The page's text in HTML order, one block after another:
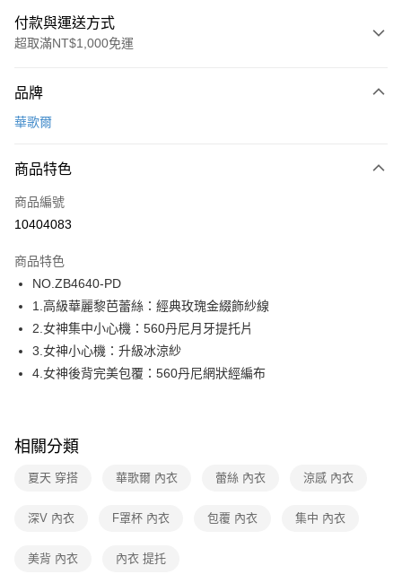
付款與運送方式
超取滿NT$1,000免運
信用卡一次付款
LINE Pay
街口支付
運送方式
全家取貨付款
每筆NT$80，滿NT$1,000(含以上)免運費
付款後全家取貨
每筆NT$80，滿NT$1,000(含以上)免運費
付款後7-11取貨
每筆NT$80，滿NT$1,000(含以上)免運費
品牌
華歌爾
商品特色
商品編號
10404083
商品特色
NO.ZB4640-PD
1.高級華麗黎芭蕾絲：經典玫瑰金綴飾紗線
2.女神集中小心機：560丹尼月牙提托片
3.女神小心機：升級冰涼紗
4.女神後背完美包覆：560丹尼網狀經編布
相關分類
夏天 穿搭 華歌爾 內衣 蕾絲 內衣 涼感 內衣
深V 內衣 F罩杯 內衣 包覆 內衣 集中 內衣
美背 內衣 內衣 提托